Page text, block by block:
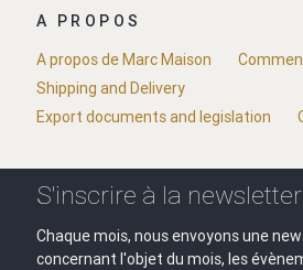
A PROPOS
A propos de Marc Maison
Shipping and Delivery
Export documents and legislation
S'inscrire à la newsletter
Chaque mois, nous envoyons une
concernant l'objet du mois, les